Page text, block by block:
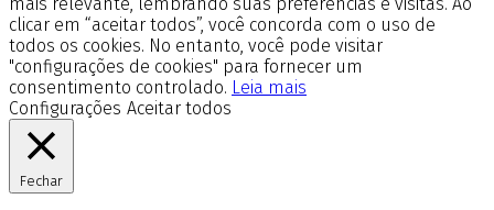
clicar em “aceitar todos”, você concorda com o uso de
todos os cookies. No entanto, você pode visitar
"configurações de cookies" para fornecer um
consentimento controlado. Leia mais
Configurações Aceitar todos
Fechar